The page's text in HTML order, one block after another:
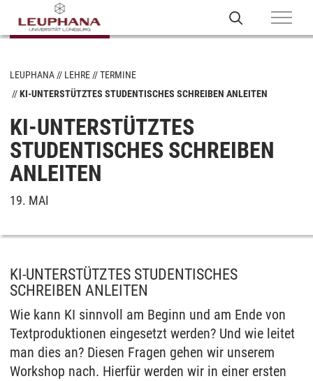
LEUPHANA LEHRE
TERMINE
KI-UNTERSTÜTZTES STUDENTISCHES SCHREIBEN ANLEITEN
KI-UNTERSTÜTZTES
STUDENTISCHES SCHREIBEN
ANLEITEN
19. MAI
KI-UNTERSTÜTZTES STUDENTISCHES
SCHREIBEN ANLEITEN
Wie kann KI sinnvoll am Beginn und am Ende von
Textproduktionen eingesetzt werden? Und wie leitet
man dies an? Diesen Fragen gehen wir unserem
Workshop nach. Hierfür werden wir in einer ersten